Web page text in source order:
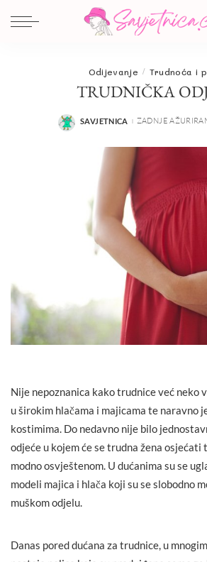
Odijevanje Trudnoća i
TRUDNIČKA
POSTED
SAVJETNICA ZADNJE
Nije nepoznanica kako trudnice već neko
u širokim hlačama i majicama te naravno
kostimima. Do nedavno nije bilo
odjeće u kojem će se trudna žena osjećati
modno osvještenom. U dućanima su se
modeli majica i hlača koji su se slobodno
muškom odjelu.
Danas pored dućana za trudnice, u